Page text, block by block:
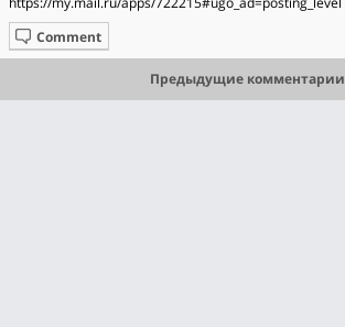
Comment
Предыдущие комментарии